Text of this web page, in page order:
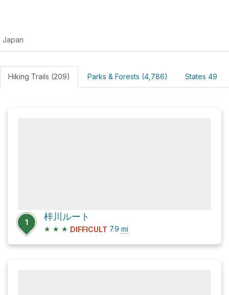
Japan
Hiking Trails (209) Parks & Forests (4,786) States 49
1
梓川ルート
★ ★ ★ DIFFICULT 7.9 mi